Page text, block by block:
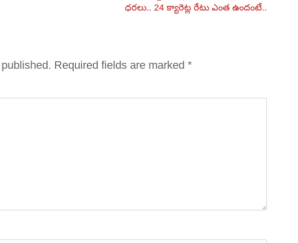
ధరలు.. 24 క్యారెట్ల రేటు ఎంత ఉందంటే..
Required fields are marked *